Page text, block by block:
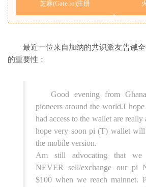
芝麻(Gate.io)注册
最近一位来自加纳的共识派友告诫
的重要性：
Good evening from
pioneers around the world.I
had access to the wallet are
hope very soon pi (T) wallet will
the mobile version.
Am still advocating that we
NEVER sell/exchange our pi
$100 when we reach mainnet.